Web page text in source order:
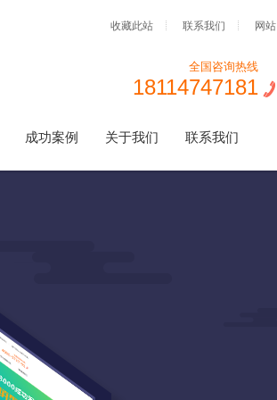
收藏此站 联系我们 网站
全国咨询热线
18114747181
成功案例 关于我们 联系我们